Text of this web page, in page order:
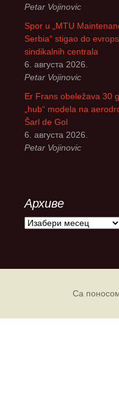
Petar Vojinovic
Spor u „MTU
Serbia“ stigao do
sindikalnih centrala
6. августа 2026.
Petar Vojinovic
Er Frans obeležava 30
„hub“ modela na
Šarl de Gol
6. августа 2026.
Petar Vojinovic
Архиве
А
Са